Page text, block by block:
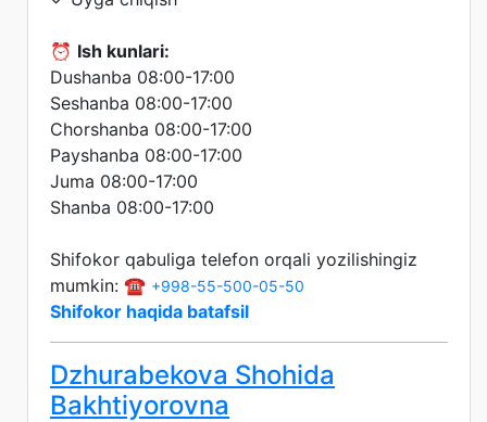
⏰ Ish kunlari:
Dushanba 08:00-17:00
Seshanba 08:00-17:00
Chorshanba 08:00-17:00
Payshanba 08:00-17:00
Juma 08:00-17:00
Shanba 08:00-17:00
Shifokor qabuliga telefon orqali yozilishingiz
mumkin: ☎️ +998-55-500-05-50
Shifokor haqida batafsil
Dzhurabekova Shohida
Bakhtiyorovna